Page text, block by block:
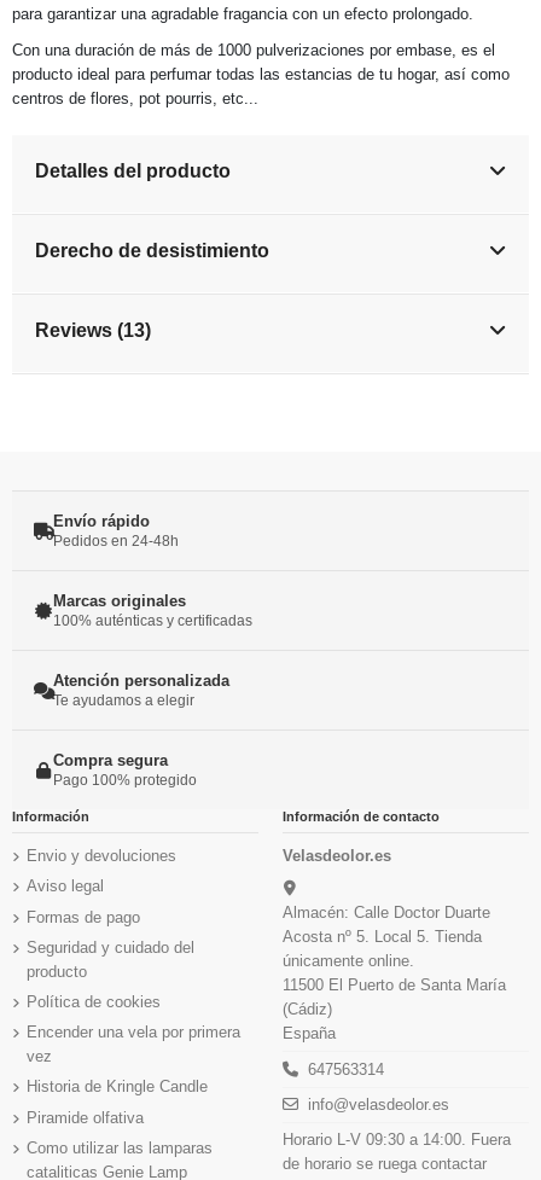
para garantizar una agradable fragancia con un efecto prolongado.
Con una duración de más de 1000 pulverizaciones por embase, es el
producto ideal para perfumar todas las estancias de tu hogar, así como
centros de flores, pot pourris, etc...
Detalles del producto
Derecho de desistimiento
Reviews (13)
Envío rápido
Pedidos en 24-48h
Marcas originales
100% auténticas y certificadas
Atención personalizada
Te ayudamos a elegir
Compra segura
Pago 100% protegido
Información
Envio y devoluciones
Aviso legal
Formas de pago
Seguridad y cuidado del
producto
Política de cookies
Encender una vela por primera
vez
Historia de Kringle Candle
Piramide olfativa
Como utilizar las lamparas
cataliticas Genie Lamp
Información de contacto
Velasdeolor.es
Almacén: Calle Doctor Duarte
Acosta nº 5. Local 5. Tienda
únicamente online.
11500 El Puerto de Santa María
(Cádiz)
España
647563314
info@velasdeolor.es
Horario L-V 09:30 a 14:00. Fuera
de horario se ruega contactar